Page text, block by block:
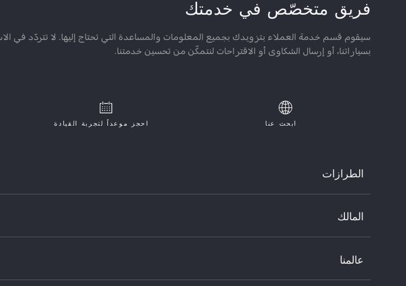
فريق متخصّص في خدمتك
سيقوم قسم خدمة العملاء بتزويدك بجميع المعلومات والمساعدة التي تحتاج إليها. لا تتردّد في
بسياراتنا، أو إرسال الشكاوى أو الاقتراحات لنتمكّن من تحسين خدمتنا.
ابحث عنا احجز موعداً لتجربة القيادة
الطرازات
ستلفيو
جوليا كوادريفوليو
المالك
خدمات ما بعد البيع
عالمنا